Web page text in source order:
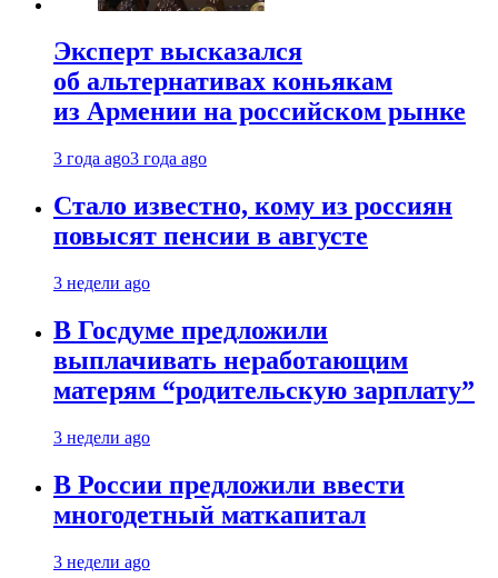
Эксперт высказался
об альтернативах коньякам
из Армении на российском рынке
3 года ago3 года ago
Стало известно, кому из россиян
повысят пенсии в августе
3 недели ago
В Госдуме предложили
выплачивать неработающим
матерям “родительскую зарплату”
3 недели ago
В России предложили ввести
многодетный маткапитал
3 недели ago